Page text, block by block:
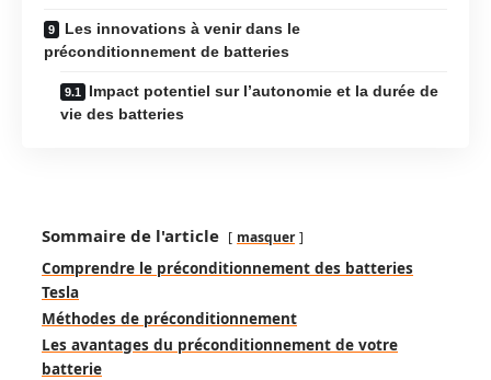
Les innovations à venir dans le
préconditionnement de batteries
Impact potentiel sur l’autonomie et la durée de
vie des batteries
Sommaire de l'article masquer
Comprendre le préconditionnement des batteries
Tesla
Méthodes de préconditionnement
Les avantages du préconditionnement de votre
batterie